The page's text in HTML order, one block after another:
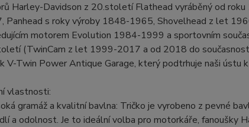
Harley-Davidson z 20.století Flathead vyráběný od
Panhead s roky výroby 1848-1965, Shovelhead z let
motorem Evolution 1984-1999 a sportovním
(TwinCam z let 1999-2017 a od 2018 do
V-Twin Power Antique Garage, který podtrhuje naši ústu
vlastnosti:
gramáž a kvalitní bavlna: Tričko je vyrobeno z pevné
a odolnost. Je to ideální volba pro motorkáře, fanoušky